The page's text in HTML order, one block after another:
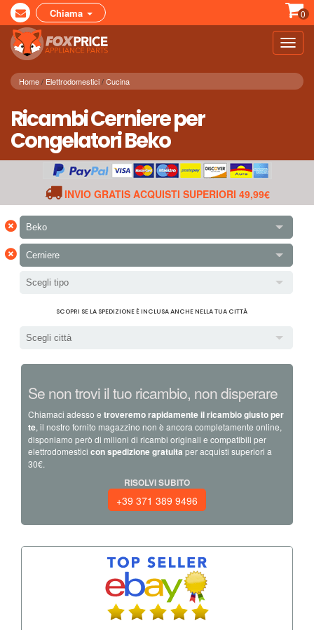
Chiama 0
Home Elettrodomestici Cucina
Ricambi Cerniere per
Congelatori Beko
INVIO GRATIS ACQUISTI SUPERIORI 49,99€
× Beko
× Cerniere
Scegli tipo
SCOPRI SE LA SPEDIZIONE È INCLUSA ANCHE NELLA TUA CITTÀ
Scegli città
Se non trovi il tuo ricambio, non disperare
Chiamaci adesso e troveremo rapidamente il ricambio giusto per
te, il nostro fornito magazzino non è ancora completamente online,
disponiamo però di milioni di ricambi originali e compatibili per
elettrodomestici con spedizione gratuita per acquisti superiori a
30€.
RISOLVI SUBITO
+39 371 389 9496